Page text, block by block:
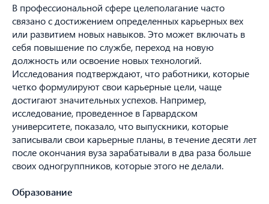
В профессиональной сфере целеполагание часто
связано с достижением определенных карьерных вех
или развитием новых навыков. Это может включать в
себя повышение по службе, переход на новую
должность или освоение новых технологий.
Исследования подтверждают, что работники, которые
четко формулируют свои карьерные цели, чаще
достигают значительных успехов. Например,
исследование, проведенное в Гарвардском
университете, показало, что выпускники, которые
записывали свои карьерные планы, в течение десяти лет
после окончания вуза зарабатывали в два раза больше
своих одногруппников, которые этого не делали.
Образование